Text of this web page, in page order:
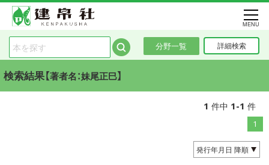
分野一覧 詳細検索
MENU
検索結果【著者名：妹尾正巳】
1 件中 1-1 件
1